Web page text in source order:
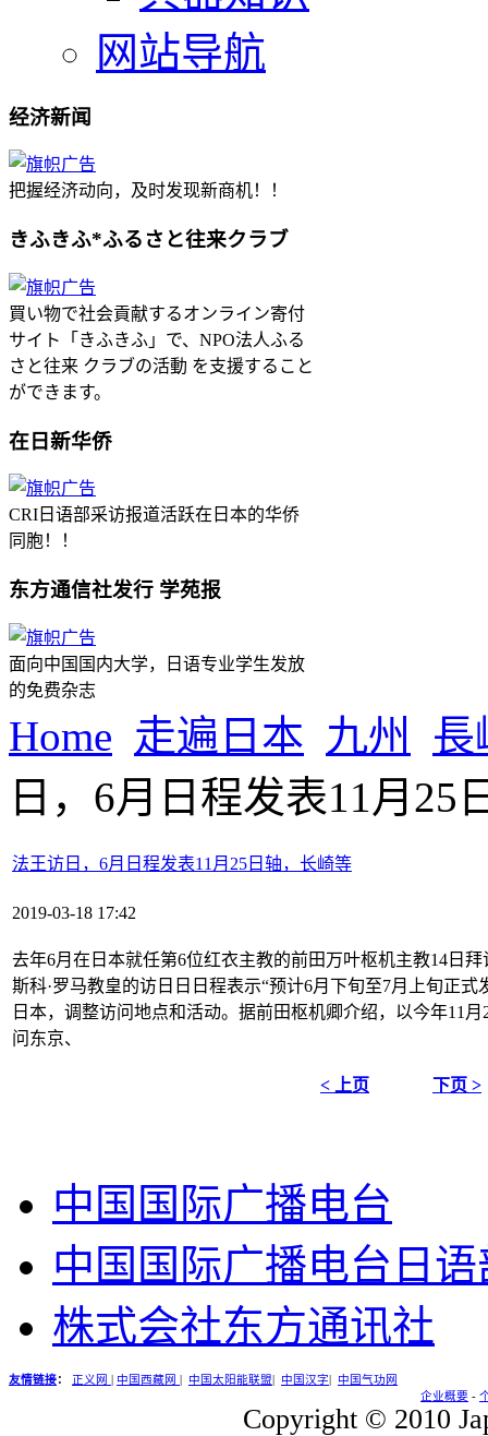
网站导航
经济新闻
把握经济动向，及时发现新商机！！
きふきふ*ふるさと往来クラブ
買い物で社会貢献するオンライン寄付
サイト「きふきふ」で、NPO法人ふる
さと往来 クラブの活動 を支援すること
ができます。
在日新华侨
CRI日语部采访报道活跃在日本的华侨
同胞！！
东方通信社发行 学苑报
面向中国国内大学，日语专业学生发放
的免费杂志
Home 走遍日本 九州
長
日，6月日程发表11月25
法王访日，6月日程发表11月25日轴，长崎等
2019-03-18 17:42
去年6月在日本就任第6位红衣主教的前田万叶枢机主教14日
斯科·罗马教皇的访日日日程表示“预计6月下旬至7月上旬正
日本，调整访问地点和活动。据前田枢机卿介绍，以今年11
问东京、
< 上页 下页 >
中国国际广播电台
中国国际广播电台日语
株式会社东方通讯社
友情链接： 正义网 中国西藏网 中国太阳能联盟 中国汉字
中国气功网
企业概要 -
Copyright © 2010